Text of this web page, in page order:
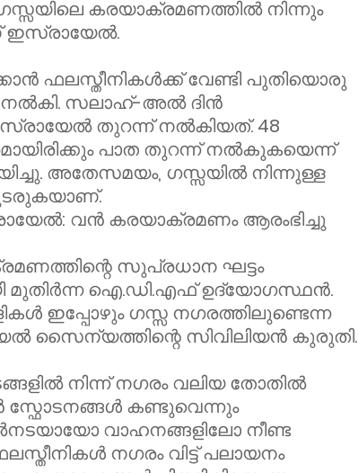
കരയാക്രമണത്തിൽ നിന്നും
ഇസ്രായേൽ.
ഫലസ്തീനികൾക്ക് വേണ്ടി പുതിയൊരു
നൽകി. സലാഹ്-അൽ ദിൻ
തുറന്ന് നൽകിയത്. 48
പാത തുറന്ന് നൽകുകയെന്ന്
അതേസമയം, ഗസ്സയിൽ നിന്നുള്ള
വൻ കരയാക്രമണം ആരംഭിച്ചു
സുപ്രധാന ഘട്ടം
മുതിർന്ന ഐ.ഡി.എഫ് ഉദ്യോഗസ്ഥൻ.
ഇപ്പോഴും ഗസ്സ നഗരത്തിലുണ്ടെന്ന
സൈന്യത്തിന്റെ സിവിലിയൻ കുരുതി.
നിന്ന് നഗരം വലിയ തോതിൽ
സ്ഫോടനങ്ങൾ കണ്ടുവെന്നും
വാഹനങ്ങളിലോ നീണ്ട
നഗരം വിട്ട് പലായനം